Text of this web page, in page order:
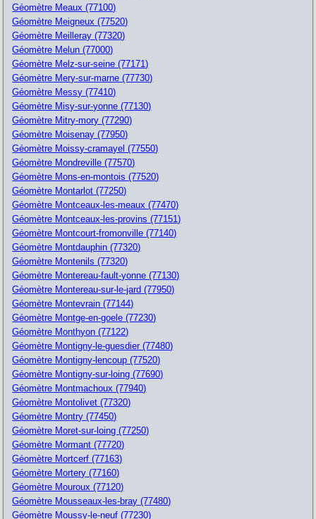
Géomètre Meaux (77100)
Géomètre Meigneux (77520)
Géomètre Meilleray (77320)
Géomètre Melun (77000)
Géomètre Melz-sur-seine (77171)
Géomètre Mery-sur-marne (77730)
Géomètre Messy (77410)
Géomètre Misy-sur-yonne (77130)
Géomètre Mitry-mory (77290)
Géomètre Moisenay (77950)
Géomètre Moissy-cramayel (77550)
Géomètre Mondreville (77570)
Géomètre Mons-en-montois (77520)
Géomètre Montarlot (77250)
Géomètre Montceaux-les-meaux (77470)
Géomètre Montceaux-les-provins (77151)
Géomètre Montcourt-fromonville (77140)
Géomètre Montdauphin (77320)
Géomètre Montenils (77320)
Géomètre Montereau-fault-yonne (77130)
Géomètre Montereau-sur-le-jard (77950)
Géomètre Montevrain (77144)
Géomètre Montge-en-goele (77230)
Géomètre Monthyon (77122)
Géomètre Montigny-le-guesdier (77480)
Géomètre Montigny-lencoup (77520)
Géomètre Montigny-sur-loing (77690)
Géomètre Montmachoux (77940)
Géomètre Montolivet (77320)
Géomètre Montry (77450)
Géomètre Moret-sur-loing (77250)
Géomètre Mormant (77720)
Géomètre Mortcerf (77163)
Géomètre Mortery (77160)
Géomètre Mouroux (77120)
Géomètre Mousseaux-les-bray (77480)
Géomètre Moussy-le-neuf (77230)